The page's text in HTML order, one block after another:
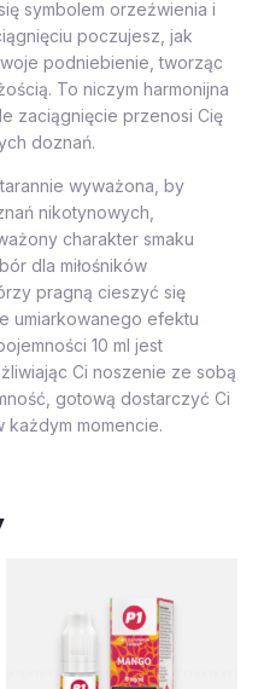
symbolem orzeźwienia i
poczujesz, jak
podniebienie, tworząc
To niczym harmonijna
zaciągnięcie przenosi Cię
doznań.
wyważona, by
nikotynowych,
charakter smaku
dla miłośników
pragną cieszyć się
umiarkowanego efektu
10 ml jest
Ci noszenie ze sobą
gotową dostarczyć Ci
każdym momencie.